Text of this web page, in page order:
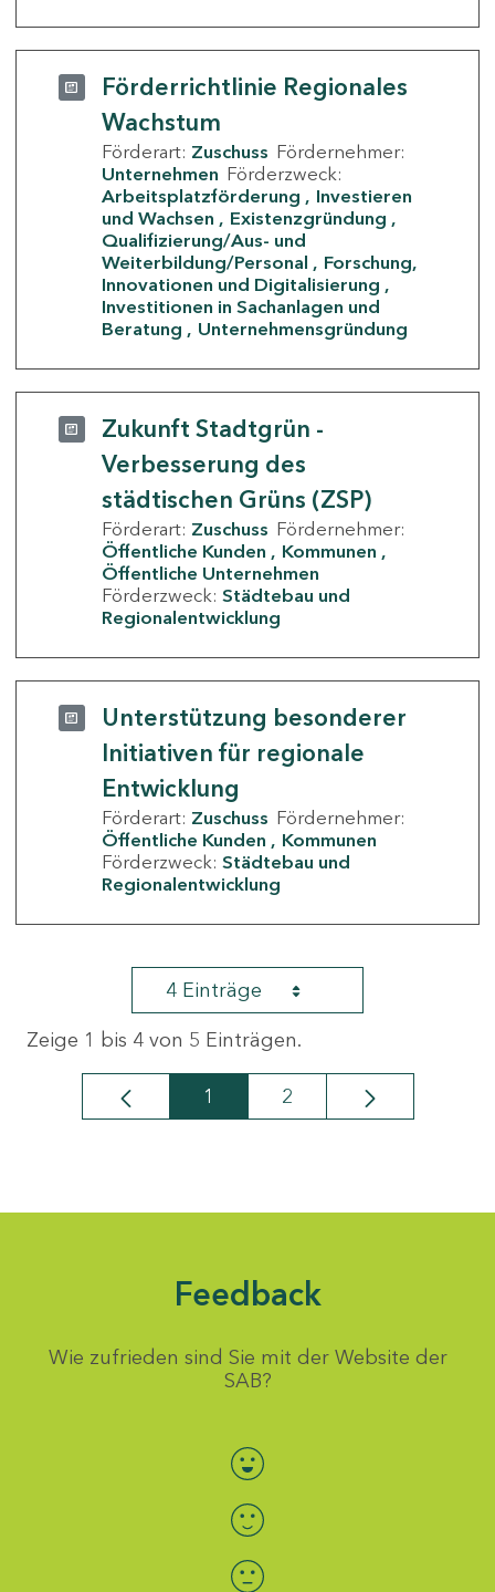
Förderrichtlinie Regionales
Wachstum
Förderart: Zuschuss Fördernehmer:
Unternehmen Förderzweck:
Arbeitsplatzförderung
Investieren
und Wachsen
Existenzgründung
Qualifizierung/Aus- und
Weiterbildung/Personal
Forschung,
Innovationen und Digitalisierung
Investitionen in Sachanlagen und
Beratung
Unternehmensgründung
Zukunft Stadtgrün -
Verbesserung des
städtischen Grüns (ZSP)
Förderart: Zuschuss Fördernehmer:
Öffentliche Kunden
Kommunen
Öffentliche Unternehmen
Förderzweck: Städtebau und
Regionalentwicklung
Unterstützung besonderer
Initiativen für regionale
Entwicklung
Förderart: Zuschuss Fördernehmer:
Öffentliche Kunden
Kommunen
Förderzweck: Städtebau und
Regionalentwicklung
4 Einträge
Zeige 1 bis 4 von 5 Einträgen.
Seite
1 Seite
2
Feedback
Wie zufrieden sind Sie mit der Website der
SAB?
Bewertung auswählen